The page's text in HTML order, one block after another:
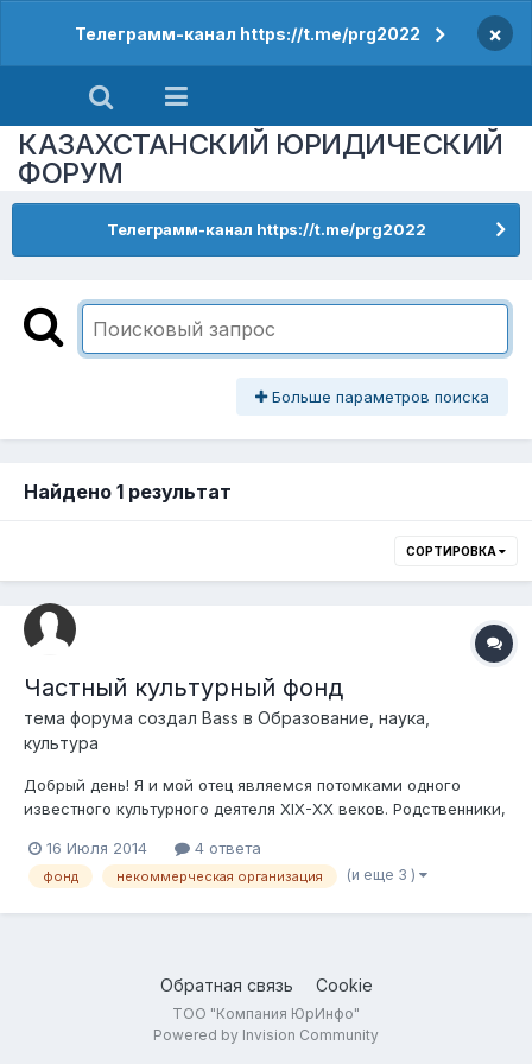
Телеграмм-канал https://t.me/prg2022 ×
КАЗАХСТАНСКИЙ ЮРИДИЧЕСКИЙ
ФОРУМ
Телеграмм-канал https://t.me/prg2022
Больше параметров поиска
Найдено 1 результат
СОРТИРОВКА
Частный культурный фонд
тема форума создал Bаss в Образование, наука,
культура
Добрый день! Я и мой отец являемся потомками одного
известного культурного деятеля XIX-XX веков. Родственники,
уважающие имя предка, люди имеют желание делать
пожертвования для дальнейшего изучения культурного
16 Июля 2014 4 ответа
фонд некоммерческая организация (и еще 3 )
Обратная связь Cookie
ТОО "Компания ЮрИнфо"
Powered by Invision Community